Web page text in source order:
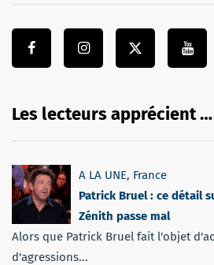
Les lecteurs apprécient …
A LA UNE, France
Patrick Bruel : ce détail
Zénith passe mal
Alors que Patrick Bruel fait l'objet
d'agressions...